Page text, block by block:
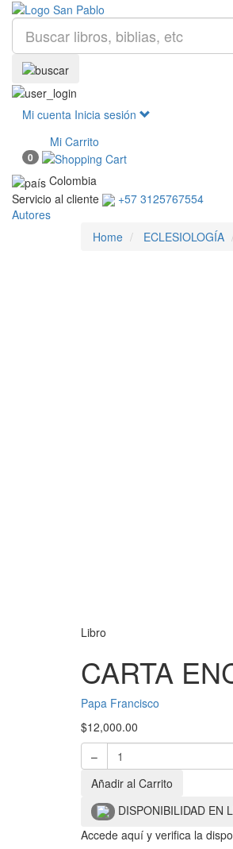
Mi cuenta Inicia sesión
Mi Carrito
0
Colombia
Servicio al cliente
+57 3125767554
Autores
Home
ECLESIOLOGÍA
Libro
CARTA
Papa Francisco
$12,000.00
–
Añadir al Carrito
DISPONIBILIDAD EN
Accede aquí y verifica la